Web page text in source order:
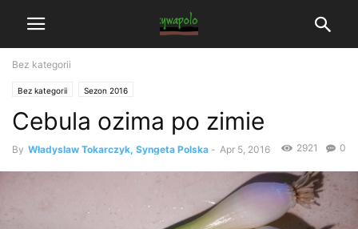
Bez kategorii
Bez kategorii Sezon 2016
Cebula ozima po zimie
By Władyslaw Tokarczyk, Syngeta Polska - Apr 5, 2016 0
2921